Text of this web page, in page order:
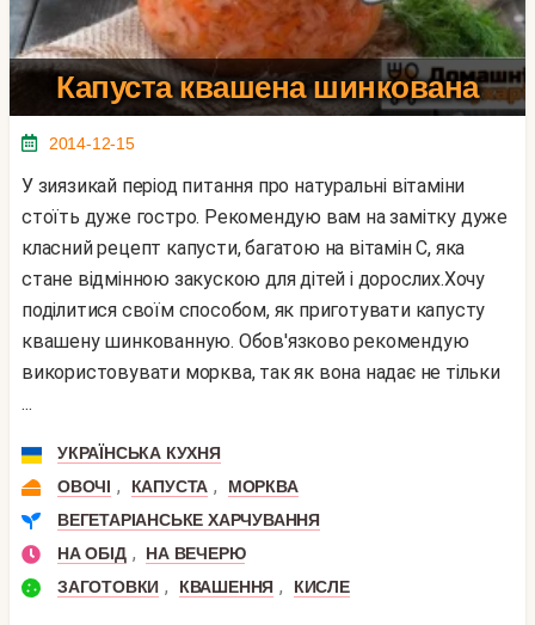
Капуста квашена шинкована
2014-12-15
У зиязикай період питання про натуральні вітаміни
стоїть дуже гостро. Рекомендую вам на замітку дуже
класний рецепт капусти, багатою на вітамін С, яка
стане відмінною закускою для дітей і дорослих.Хочу
поділитися своїм способом, як приготувати капусту
квашену шинкованную. Обов'язково рекомендую
використовувати морква, так як вона надає не тільки
...
УКРАЇНСЬКА КУХНЯ
ОВОЧІ , КАПУСТА ,
МОРКВА
ВЕГЕТАРІАНСЬКЕ ХАРЧУВАННЯ
НА ОБІД ,
НА ВЕЧЕРЮ
ЗАГОТОВКИ , КВАШЕННЯ , КИСЛЕ